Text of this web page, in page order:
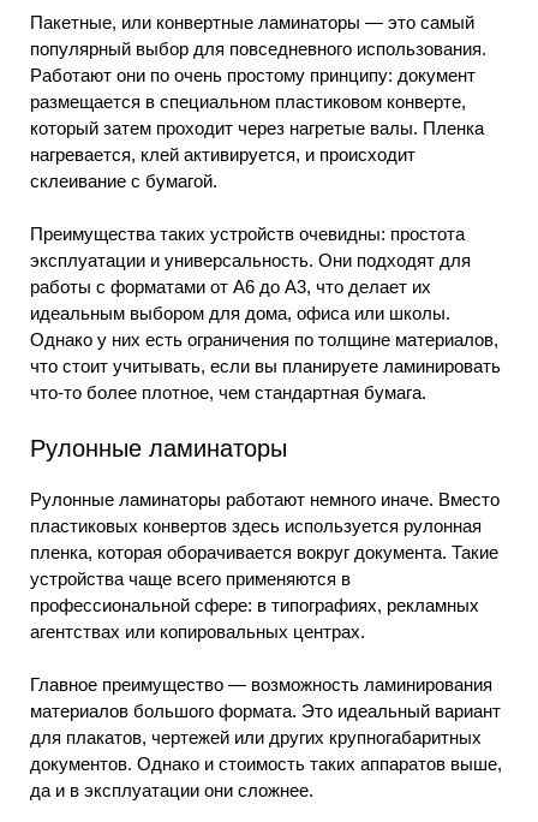
Пакетные, или конвертные ламинаторы — это самый
популярный выбор для повседневного использования.
Работают они по очень простому принципу: документ
размещается в специальном пластиковом конверте,
который затем проходит через нагретые валы. Пленка
нагревается, клей активируется, и происходит
склеивание с бумагой.
Преимущества таких устройств очевидны: простота
эксплуатации и универсальность. Они подходят для
работы с форматами от А6 до А3, что делает их
идеальным выбором для дома, офиса или школы.
Однако у них есть ограничения по толщине материалов,
что стоит учитывать, если вы планируете ламинировать
что-то более плотное, чем стандартная бумага.
Рулонные ламинаторы
Рулонные ламинаторы работают немного иначе. Вместо
пластиковых конвертов здесь используется рулонная
пленка, которая оборачивается вокруг документа. Такие
устройства чаще всего применяются в
профессиональной сфере: в типографиях, рекламных
агентствах или копировальных центрах.
Главное преимущество — возможность ламинирования
материалов большого формата. Это идеальный вариант
для плакатов, чертежей или других крупногабаритных
документов. Однако и стоимость таких аппаратов выше,
да и в эксплуатации они сложнее.